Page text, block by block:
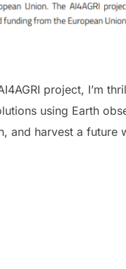
project, I’m
using Earth
and harvest a